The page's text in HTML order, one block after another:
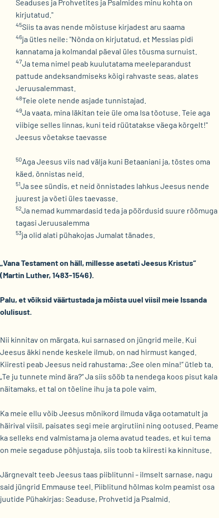
Seaduses ja Prohvetites ja Psalmides minu kohta on
kirjutatud."
45Siis ta avas nende mõistuse kirjadest aru saama
46ja ütles neile: "Nõnda on kirjutatud, et Messias pidi
kannatama ja kolmandal päeval üles tõusma surnuist.
47Ja tema nimel peab kuulutatama meeleparandust
pattude andeksandmiseks kõigi rahvaste seas, alates
Jeruusalemmast.
48Teie olete nende asjade tunnistajad.
49Ja vaata, mina läkitan teie üle oma Isa tõotuse. Teie aga
viibige selles linnas, kuni teid rüütatakse väega kõrgelt!"
Jeesus võetakse taevasse
50Aga Jeesus viis nad välja kuni Betaaniani ja, tõstes oma
käed, õnnistas neid.
51Ja see sündis, et neid õnnistades lahkus Jeesus nende
juurest ja võeti üles taevasse.
52Ja nemad kummardasid teda ja pöördusid suure rõõmuga
tagasi Jeruusalemma
53ja olid alati pühakojas Jumalat tänades.
„Vana Testament on häll, millesse asetati Jeesus Kristus“
(Martin Luther, 1483-1546).
Palu, et võiksid väärtustada ja mõista uuel viisil meie Issanda
olulisust.
Nii kinnitav on märgata, kui sarnased on jüngrid meile. Kui
Jeesus äkki nende keskele ilmub, on nad hirmust kanged.
Kiiresti peab Jeesus neid rahustama: „See olen mina!“ ütleb ta.
„Te ju tunnete mind ära?“ Ja siis sööb ta nendega koos pisut kala
näitamaks, et tal on tõeline ihu ja ta pole vaim.
Ka meie ellu võib Jeesus mõnikord ilmuda väga ootamatult ja
häirival viisil, paisates segi meie argirutiini ning ootused. Peame
ka selleks end valmistama ja olema avatud teades, et kui tema
on meie segaduse põhjustaja, siis toob ta kiiresti ka kinnituse.
Järgnevalt teeb Jeesus taas piiblitunni - ilmselt sarnase, nagu
said jüngrid Emmause teel. Piiblitund hõlmas kolm peamist osa
juutide Pühakirjas: Seaduse, Prohvetid ja Psalmid.